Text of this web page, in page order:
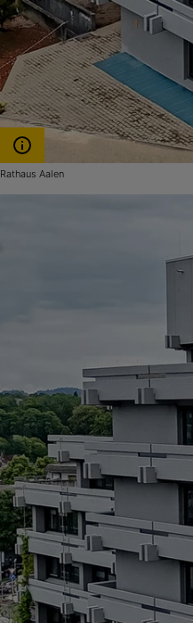
Rathaus Aalen